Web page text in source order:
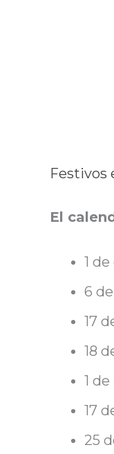
Festivos
El
1
6
17
18
1
17
25